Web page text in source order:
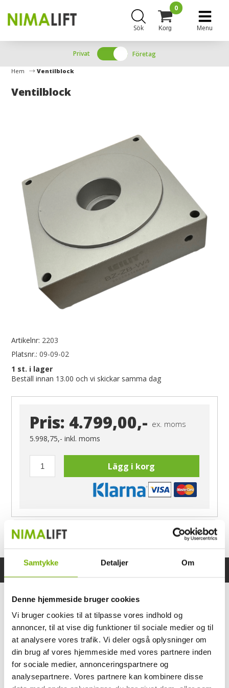
Samtykke Detaljer Om
Denne hjemmeside bruger cookies
Vi bruger cookies til at tilpasse vores indhold og
annoncer, til at vise dig funktioner til sociale medier og til
at analysere vores trafik. Vi deler også oplysninger om
din brug af vores hjemmeside med vores partnere inden
for sociale medier, annonceringspartnere og
analysepartnere. Vores partnere kan kombinere disse
Sök Korg
0
Menu
Privat Företag
Hem Ventilblock
Ventilblock
Artikelnr: 2203
Platsnr.: 09-09-02
1 st. i lager
Beställ innan 13.00 och vi skickar samma dag
Pris: 4.799,00,- ex. moms
5.998,75,-inkl. moms
Lägg i korg
Ring Morten